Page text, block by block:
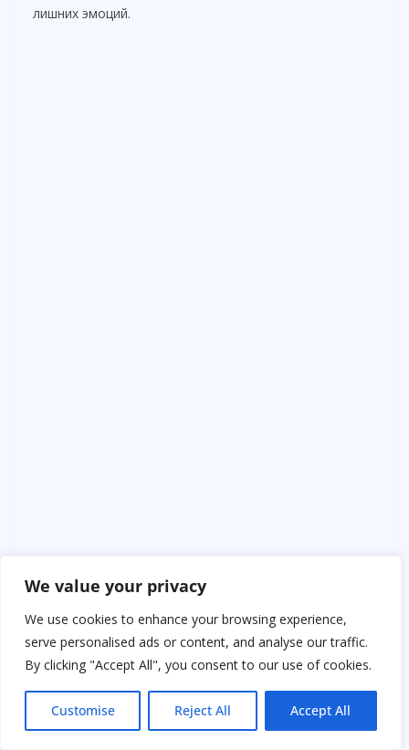
We value your privacy
We use cookies to enhance your browsing experience,
serve personalised ads or content, and analyse our traffic.
By clicking "Accept All", you consent to our use of cookies.
Customise Reject All Accept All
лишних эмоций.
На третий день тишину нарушил короткий звонок.
Имя сына высветилось на экране, и на мгновение
внутри всё сжалось, но я ответила спокойно.